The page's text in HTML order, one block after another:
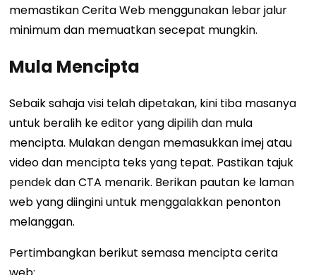
memastikan Cerita Web menggunakan lebar jalur
minimum dan memuatkan secepat mungkin.
Mula Mencipta
Sebaik sahaja visi telah dipetakan, kini tiba masanya
untuk beralih ke editor yang dipilih dan mula
mencipta. Mulakan dengan memasukkan imej atau
video dan mencipta teks yang tepat. Pastikan tajuk
pendek dan CTA menarik. Berikan pautan ke laman
web yang diingini untuk menggalakkan penonton
melanggan.
Pertimbangkan berikut semasa mencipta cerita